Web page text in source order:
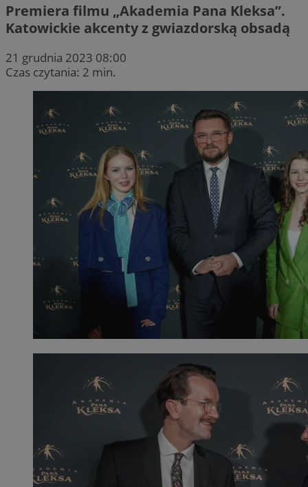
Premiera filmu „Akademia Pana Kleksa”.
Katowickie akcenty z gwiazdorską obsadą
21 grudnia 2023 08:00
Czas czytania: 2 min.